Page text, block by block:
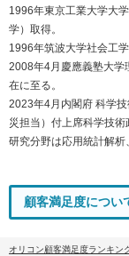
1996年東京工業大学大
学）取得。
1996年筑波大学社会工
2008年4月慶應義塾大学
在に至る。
2023年4月内閣府 科学
災担当）付上席科学技術
研究分野は応用統計解析
顧客満足度につい
オリコン顧客満足度ランキン